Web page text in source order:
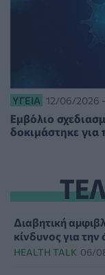
ΥΓΕΊΑ 12/06/2026
Εμβόλιο
δοκιμάστηκε
Διαβητική
κίνδυνος για
HEALTH TALK 06/